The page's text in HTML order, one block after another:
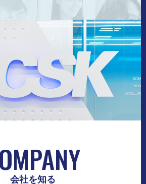
会社を知る